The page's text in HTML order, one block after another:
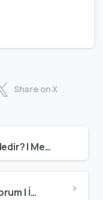
Share on X
Almanya Ausbildung Nedir? | Mesleki Eğitim ve Çalışma Sistemi
İspanya’da Çalışmak İstiyorum | İspanya’da Çalışma ve Oturum Rehberi